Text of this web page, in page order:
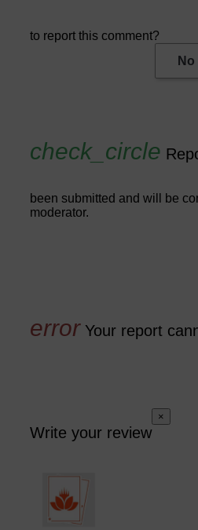
to report this comment?
No
been submitted and will be
moderator.
Your report
Write your review
×